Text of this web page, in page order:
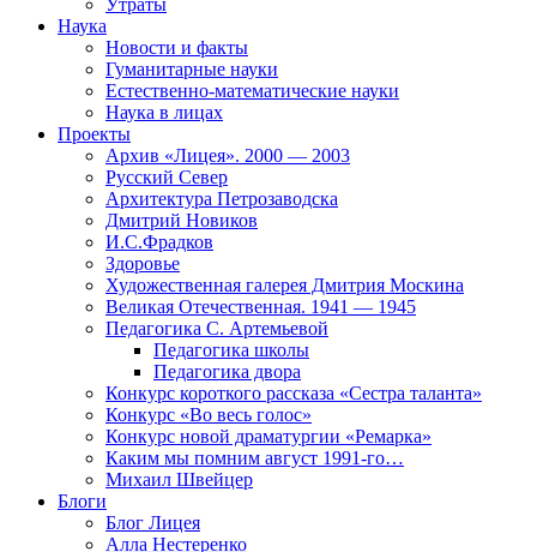
Утраты
Наука
Новости и факты
Гуманитарные науки
Естественно-математические науки
Наука в лицах
Проекты
Архив «Лицея». 2000 — 2003
Русский Север
Архитектура Петрозаводска
Дмитрий Новиков
И.С.Фрадков
Здоровье
Художественная галерея Дмитрия Москина
Великая Отечественная. 1941 — 1945
Педагогика С. Артемьевой
Педагогика школы
Педагогика двора
Конкурс короткого рассказа «Сестра таланта»
Конкурс «Во весь голос»
Конкурс новой драматургии «Ремарка»
Каким мы помним август 1991-го…
Михаил Швейцер
Блоги
Блог Лицея
Алла Нестеренко